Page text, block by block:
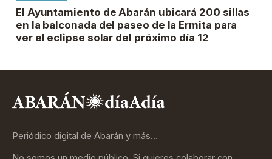
El Ayuntamiento de Abarán ubicará 200 sillas
en la balconada del paseo de la Ermita para
ver el eclipse solar del próximo día 12
Periódico digital de Abarán y más…